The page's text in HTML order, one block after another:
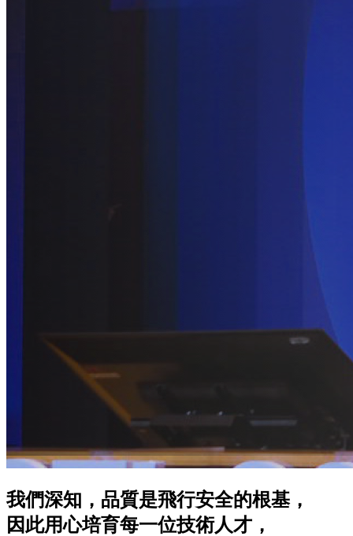
我們深知， 品質是飛行安全的根基，
因此用心培育每一位技術人才，